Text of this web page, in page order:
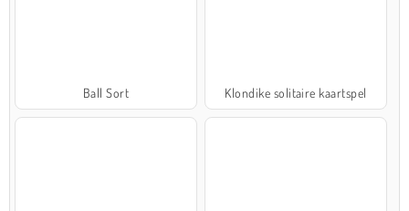
Ball Sort Klondike solitaire kaartspel